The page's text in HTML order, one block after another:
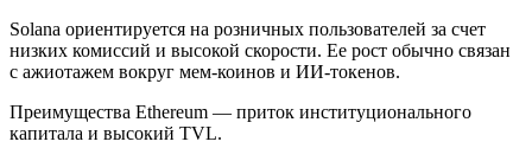
Solana ориентируется на розничных пользователей за счет
низких комиссий и высокой скорости. Ее рост обычно связан
с ажиотажем вокруг мем-коинов и ИИ-токенов.
Преимущества Ethereum — приток институционального
капитала и высокий TVL.